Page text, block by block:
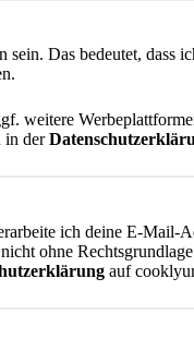
sein. Das bedeutet, dass
weitere
in der
ich deine E-
ohne
auf